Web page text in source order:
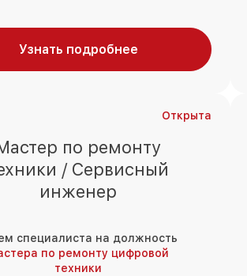
Узнать подробнее
Открыта
по ремонту
/ Сервисный
инженер
специалиста на должность
по ремонту цифровой
техники